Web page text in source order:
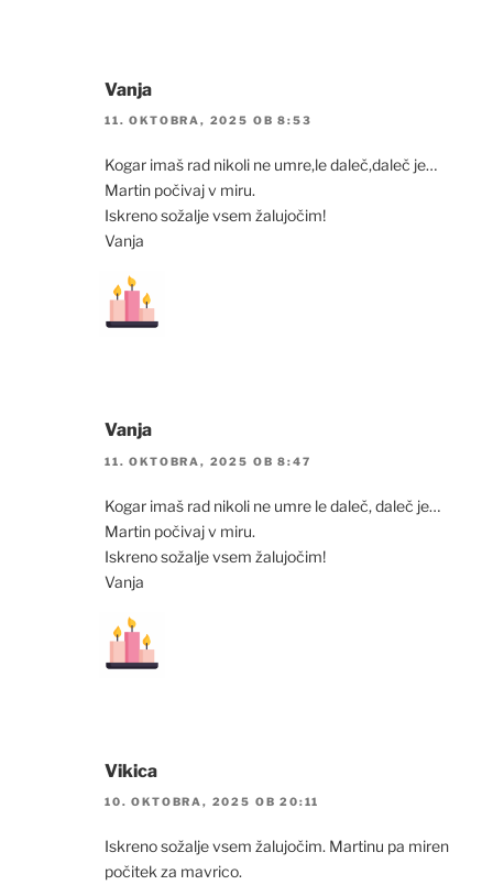
Vanja
11. OKTOBRA, 2025 OB 8:53
Kogar imaš rad nikoli ne umre,le daleč,daleč je…
Martin počivaj v miru.
Iskreno sožalje vsem žalujočim!
Vanja
Vanja
11. OKTOBRA, 2025 OB 8:47
Kogar imaš rad nikoli ne umre le daleč, daleč je…
Martin počivaj v miru.
Iskreno sožalje vsem žalujočim!
Vanja
Vikica
10. OKTOBRA, 2025 OB 20:11
Iskreno sožalje vsem žalujočim. Martinu pa miren
počitek za mavrico.